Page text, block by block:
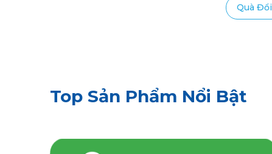
Quà Đổi
Top Sản Phẩm Nổi Bật